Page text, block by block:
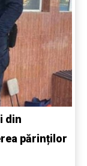
din
părinților